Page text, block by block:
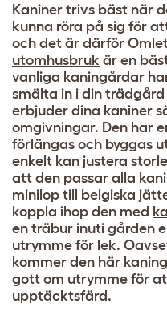
Kaniner trivs bäst när
kunna röra på sig för
och det är därför
utomhusbruk är en
vanliga kaningårdar
smälta in i din
erbjuder dina kaniner
omgivningar. Den har
förlängas och byggas
enkelt kan justera
att den passar alla
minilop till belgiska
koppla ihop den med
en träbur inuti gården
utrymme för lek.
kommer den här
gott om utrymme för
upptäcktsfärd.